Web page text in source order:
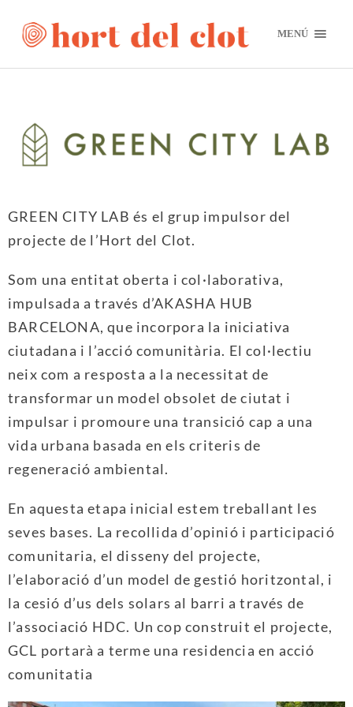
MENÚ
GREEN CITY LAB és el grup impulsor del
projecte de l’Hort del Clot.
Som una entitat oberta i col·laborativa,
impulsada a través d’AKASHA HUB
BARCELONA, que incorpora la iniciativa
ciutadana i l’acció comunitària. El col·lectiu
neix com a resposta a la necessitat de
transformar un model obsolet de ciutat i
impulsar i promoure una transició cap a una
vida urbana basada en els criteris de
regeneració ambiental.
En aquesta etapa inicial estem treballant les
seves bases. La recollida d’opinió i participació
comunitaria, el disseny del projecte,
l’elaboració d’un model de gestió horitzontal, i
la cesió d’us dels solars al barri a través de
l’associació HDC. Un cop construit el projecte,
GCL portarà a terme una residencia en acció
comunitatia